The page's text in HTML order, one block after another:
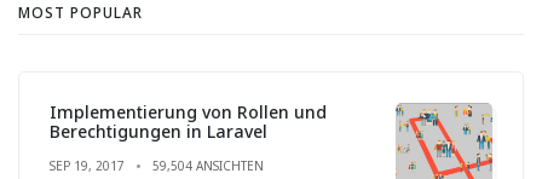
MOST POPULAR
Implementierung von Rollen und
Berechtigungen in Laravel
SEP 19, 2017 59,504 ANSICHTEN